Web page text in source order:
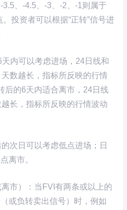
3.5、-4.5、-3、-2、-1则属于
投资者可以根据“正转”信号进
内可以考虑进场，24日线和
数越长，指标所反映的行情
后的6天内适合离市，24日线
长，指标所反映的行情波动
次日可以考虑低点进场；日
离市。
市）：当FVI有两条或以上的
或负转卖出信号）时，例如